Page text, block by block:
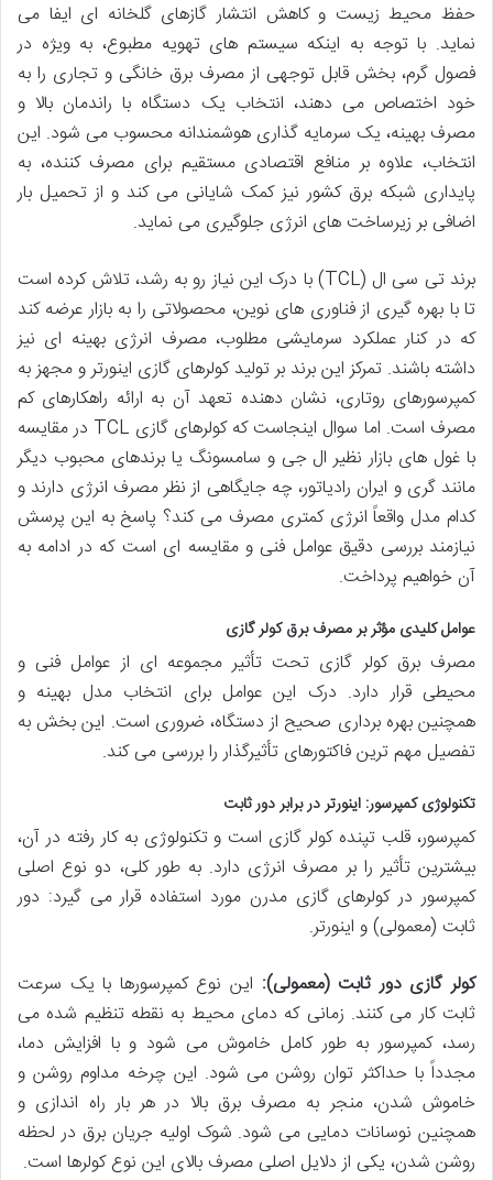
حفظ محیط زیست و کاهش انتشار گازهای گلخانه ای ایفا می
نماید. با توجه به اینکه سیستم های تهویه مطبوع، به ویژه در
فصول گرم، بخش قابل توجهی از مصرف برق خانگی و تجاری را به
خود اختصاص می دهند، انتخاب یک دستگاه با راندمان بالا و
مصرف بهینه، یک سرمایه گذاری هوشمندانه محسوب می شود. این
انتخاب، علاوه بر منافع اقتصادی مستقیم برای مصرف کننده، به
پایداری شبکه برق کشور نیز کمک شایانی می کند و از تحمیل بار
اضافی بر زیرساخت های انرژی جلوگیری می نماید.
برند تی سی ال (TCL) با درک این نیاز رو به رشد، تلاش کرده است
تا با بهره گیری از فناوری های نوین، محصولاتی را به بازار عرضه کند
که در کنار عملکرد سرمایشی مطلوب، مصرف انرژی بهینه ای نیز
داشته باشند. تمرکز این برند بر تولید کولرهای گازی اینورتر و مجهز به
کمپرسورهای روتاری، نشان دهنده تعهد آن به ارائه راهکارهای کم
مصرف است. اما سوال اینجاست که کولرهای گازی TCL در مقایسه
با غول های بازار نظیر ال جی و سامسونگ یا برندهای محبوب دیگر
مانند گری و ایران رادیاتور، چه جایگاهی از نظر مصرف انرژی دارند و
کدام مدل واقعاً انرژی کمتری مصرف می کند؟ پاسخ به این پرسش
نیازمند بررسی دقیق عوامل فنی و مقایسه ای است که در ادامه به
آن خواهیم پرداخت.
عوامل کلیدی مؤثر بر مصرف برق کولر گازی
مصرف برق کولر گازی تحت تأثیر مجموعه ای از عوامل فنی و
محیطی قرار دارد. درک این عوامل برای انتخاب مدل بهینه و
همچنین بهره برداری صحیح از دستگاه، ضروری است. این بخش به
تفصیل مهم ترین فاکتورهای تأثیرگذار را بررسی می کند.
تکنولوژی کمپرسور: اینورتر در برابر دور ثابت
کمپرسور، قلب تپنده کولر گازی است و تکنولوژی به کار رفته در آن،
بیشترین تأثیر را بر مصرف انرژی دارد. به طور کلی، دو نوع اصلی
کمپرسور در کولرهای گازی مدرن مورد استفاده قرار می گیرد: دور
ثابت (معمولی) و اینورتر.
کولر گازی دور ثابت (معمولی): این نوع کمپرسورها با یک سرعت
ثابت کار می کنند. زمانی که دمای محیط به نقطه تنظیم شده می
رسد، کمپرسور به طور کامل خاموش می شود و با افزایش دما،
مجدداً با حداکثر توان روشن می شود. این چرخه مداوم روشن و
خاموش شدن، منجر به مصرف برق بالا در هر بار راه اندازی و
همچنین نوسانات دمایی می شود. شوک اولیه جریان برق در لحظه
روشن شدن، یکی از دلایل اصلی مصرف بالای این نوع کولرها است.